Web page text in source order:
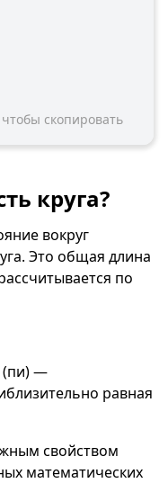
скопировать
круга?
вокруг
Это общая длина
по
(пи) —
равная
свойством
математических